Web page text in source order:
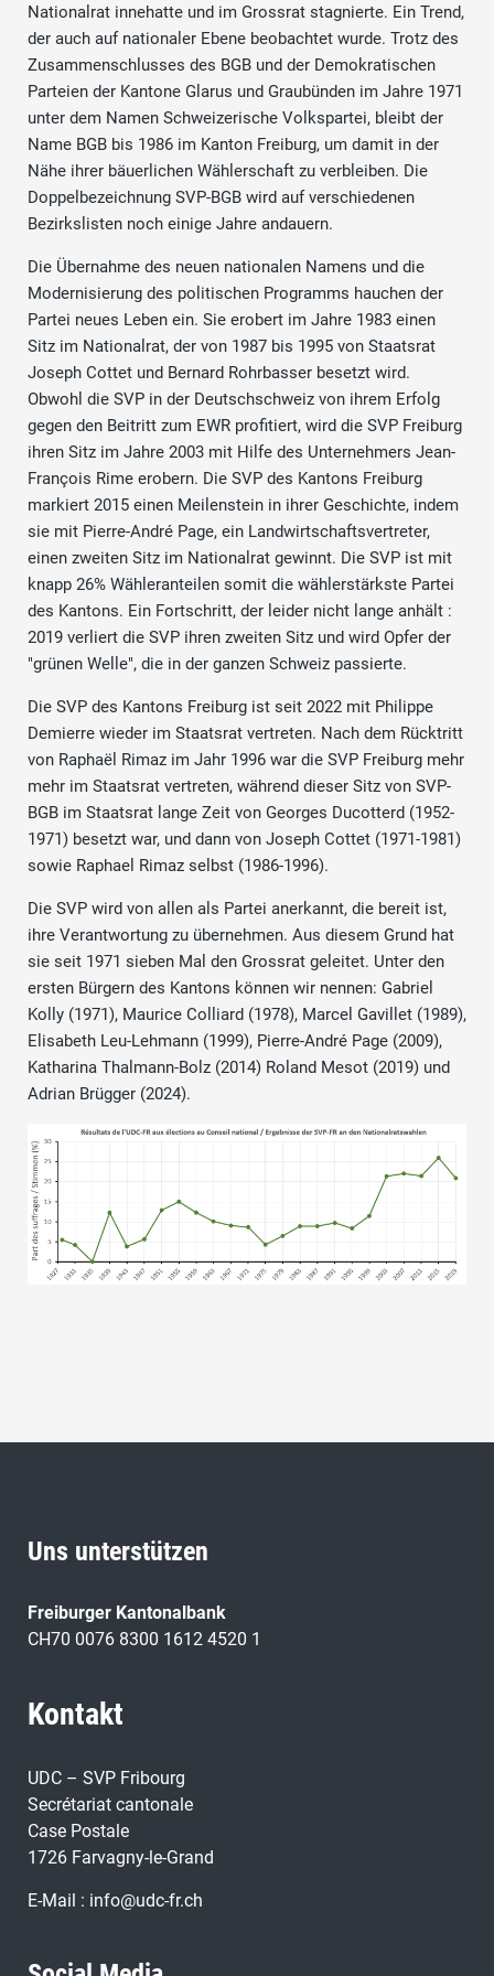
Nationalrat innehatte und im Grossrat stagnierte. Ein Trend,
der auch auf nationaler Ebene beobachtet wurde. Trotz des
Zusammenschlusses des BGB und der Demokratischen
Parteien der Kantone Glarus und Graubünden im Jahre 1971
unter dem Namen Schweizerische Volkspartei, bleibt der
Name BGB bis 1986 im Kanton Freiburg, um damit in der
Nähe ihrer bäuerlichen Wählerschaft zu verbleiben. Die
Doppelbezeichnung SVP-BGB wird auf verschiedenen
Bezirkslisten noch einige Jahre andauern.
Die Übernahme des neuen nationalen Namens und die
Modernisierung des politischen Programms hauchen der
Partei neues Leben ein. Sie erobert im Jahre 1983 einen
Sitz im Nationalrat, der von 1987 bis 1995 von Staatsrat
Joseph Cottet und Bernard Rohrbasser besetzt wird.
Obwohl die SVP in der Deutschschweiz von ihrem Erfolg
gegen den Beitritt zum EWR profitiert, wird die SVP Freiburg
ihren Sitz im Jahre 2003 mit Hilfe des Unternehmers Jean-
François Rime erobern. Die SVP des Kantons Freiburg
markiert 2015 einen Meilenstein in ihrer Geschichte, indem
sie mit Pierre-André Page, ein Landwirtschaftsvertreter,
einen zweiten Sitz im Nationalrat gewinnt. Die SVP ist mit
knapp 26% Wähleranteilen somit die wählerstärkste Partei
des Kantons. Ein Fortschritt, der leider nicht lange anhält :
2019 verliert die SVP ihren zweiten Sitz und wird Opfer der
"grünen Welle", die in der ganzen Schweiz passierte.
Die SVP des Kantons Freiburg ist seit 2022 mit Philippe
Demierre wieder im Staatsrat vertreten. Nach dem Rücktritt
von Raphaël Rimaz im Jahr 1996 war die SVP Freiburg mehr
mehr im Staatsrat vertreten, während dieser Sitz von SVP-
BGB im Staatsrat lange Zeit von Georges Ducotterd (1952-
1971) besetzt war, und dann von Joseph Cottet (1971-1981)
sowie Raphael Rimaz selbst (1986-1996).
Die SVP wird von allen als Partei anerkannt, die bereit ist,
ihre Verantwortung zu übernehmen. Aus diesem Grund hat
sie seit 1971 sieben Mal den Grossrat geleitet. Unter den
ersten Bürgern des Kantons können wir nennen: Gabriel
Kolly (1971), Maurice Colliard (1978), Marcel Gavillet (1989),
Elisabeth Leu-Lehmann (1999), Pierre-André Page (2009),
Katharina Thalmann-Bolz (2014) Roland Mesot (2019) und
Adrian Brügger (2024).
Uns unterstützen
Freiburger Kantonalbank
CH70 0076 8300 1612 4520 1
Kontakt
UDC – SVP Fribourg
Secrétariat cantonale
Case Postale
1726 Farvagny-le-Grand
E-Mail : info@udc-fr.ch